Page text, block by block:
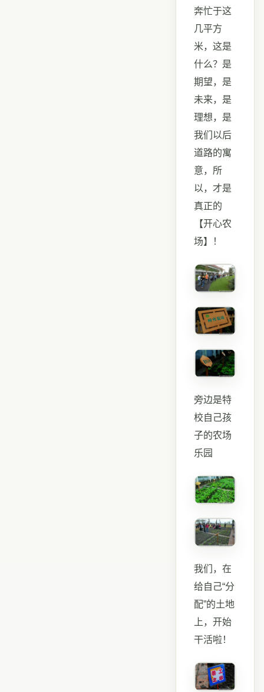
奔忙于这
几平方
米，这是
什么？是
期望，是
未来，是
理想，是
我们以后
道路的寓
意，所
以，才是
真正的
【开心农
场】！
旁边是特
校自己孩
子的农场
乐园
我们，在
给自己“分
配”的土地
上，开始
干活啦！